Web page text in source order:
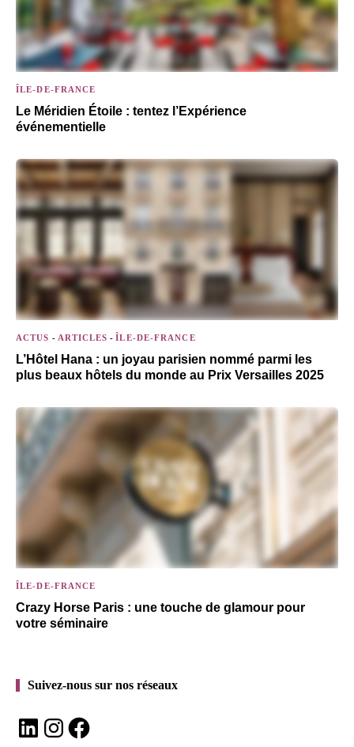
ÎLE-DE-FRANCE
Le Méridien Étoile : tentez l’Expérience
événementielle
ACTUS - ARTICLES -ÎLE-DE-FRANCE
L’Hôtel Hana : un joyau parisien nommé parmi les
plus beaux hôtels du monde au Prix Versailles 2025
ÎLE-DE-FRANCE
Crazy Horse Paris : une touche de glamour pour
votre séminaire
Suivez-nous sur nos réseaux
LinkedInInstagramFacebook